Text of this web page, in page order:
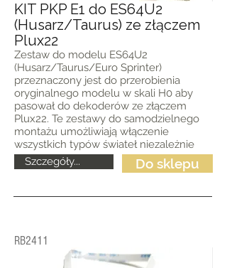
KIT PKP E1 do ES64U2
(Husarz/Taurus) ze złączem
Plux22
Zestaw do modelu ES64U2
(Husarz/Taurus/Euro Sprinter)
przeznaczony jest do przerobienia
oryginalnego modelu w skali H0 aby
pasował do dekoderów ze złączem
Plux22. Te zestawy do samodzielnego
montażu umożliwiają włączenie
wszystkich typów świateł niezależnie
Szczegóły...
Do sklepu
RB2411